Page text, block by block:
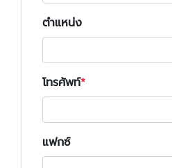
ตำแหน่ง
โทรศัพท์
แฟกซ์